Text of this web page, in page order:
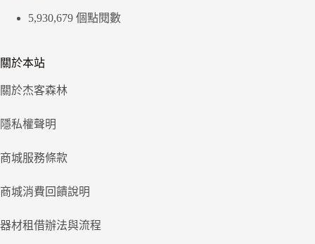
5,930,679 個點閱數
關於本站
關於杰客森林
隱私權聲明
商城服務條款
商城消費回饋說明
器材租借辦法與流程